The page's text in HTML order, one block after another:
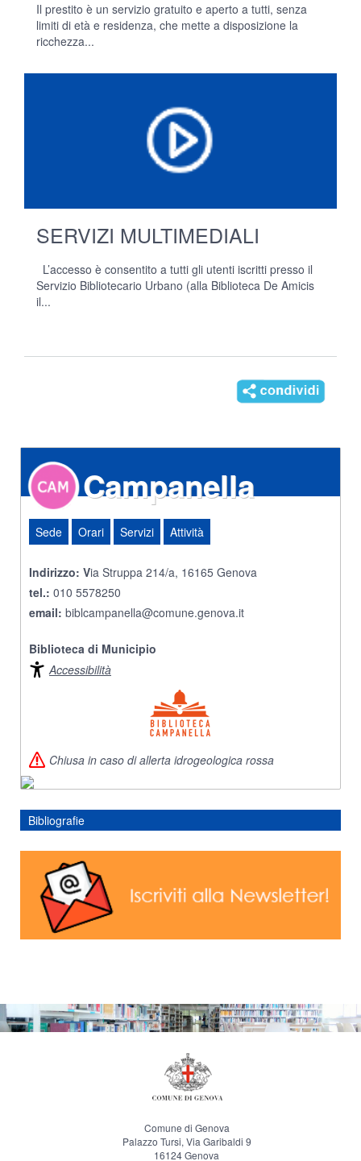
Il prestito è un servizio gratuito e aperto a tutti, senza
limiti di età e residenza, che mette a disposizione la
ricchezza...
SERVIZI MULTIMEDIALI
L’accesso è consentito a tutti gli utenti iscritti presso il
Servizio Bibliotecario Urbano (alla Biblioteca De Amicis
il...
Campanella
Sede Orari Servizi Attività
Indirizzo: Via Struppa 214/a, 16165 Genova
tel.: 010 5578250
email: biblcampanella@comune.genova.it
Biblioteca di Municipio
Accessibilità
Chiusa in caso di allerta idrogeologica rossa
Bibliografie
Comune di Genova
Palazzo Tursi, Via Garibaldi 9
16124 Genova